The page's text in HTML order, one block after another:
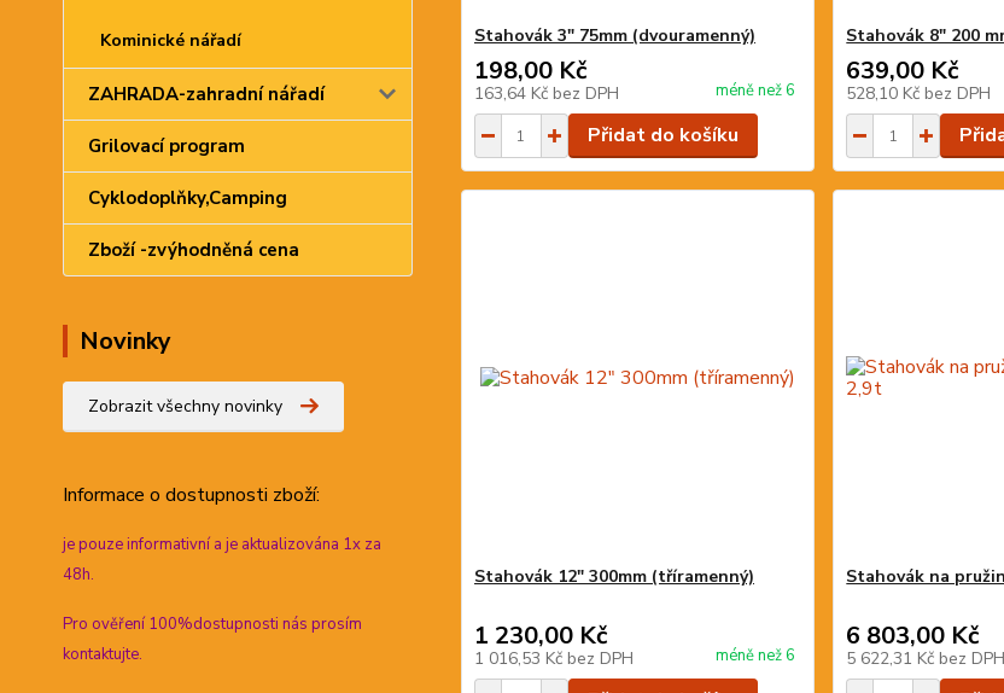
Kominické nářadí
ZAHRADA-zahradní nářadí
Grilovací program
Cyklodoplňky,Camping
Zboží -zvýhodněná cena
Novinky
Zobrazit všechny novinky
Informace o dostupnosti zboží:
je pouze informativní a je aktualizována 1x za
48h.
Pro ověření 100%dostupnosti nás prosím
kontaktujte.
Stahovák 3" 75mm (dvouramenný)
198,00 Kč
163,64 Kč bez DPH méně než 6
Přidat do košíku
Stahovák 8" 200
639,00 Kč
528,10 Kč bez DPH
Stahovák 12" 300mm (tříramenný)
1 230,00 Kč
1 016,53 Kč bez DPH méně než 6
Stahovák na
6 803,00 Kč
5 622,31 Kč bez DPH